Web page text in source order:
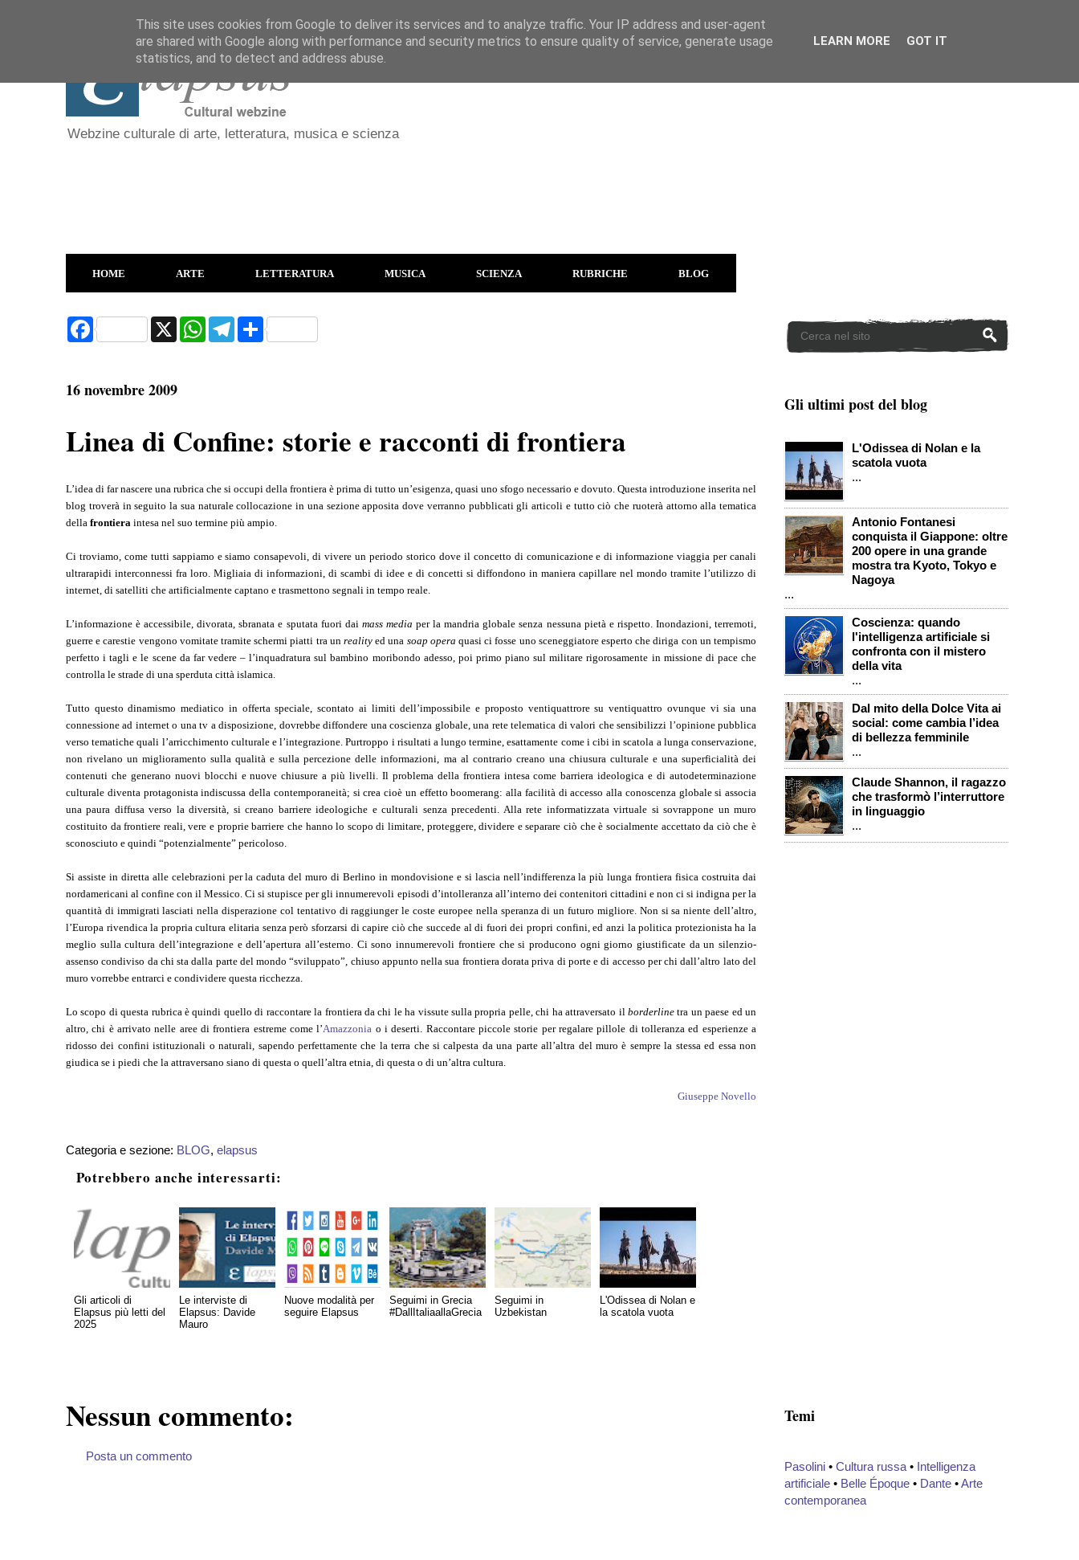
Webzine culturale di arte, letteratura, musica e scienza
HOME ARTE LETTERATURA MUSICA SCIENZA RUBRICHE BLOG
F
a
o
o
X
W
T
S
h
16 novembre 2009
Linea di Confine: storie e racconti di frontiera
L’idea di far nascere una rubrica che si occupi della frontiera è prima di tutto un’esigenza, quasi uno sfogo necessario e dovuto. Questa introduzione inserita nel
blog troverà in seguito la sua naturale collocazione in una sezione apposita dove verranno pubblicati gli articoli e tutto ciò che ruoterà attorno alla tematica
della frontiera intesa nel suo termine più ampio.
Ci troviamo, come tutti sappiamo e siamo consapevoli, di vivere un periodo storico dove il concetto di comunicazione e di informazione viaggia per canali
ultrarapidi interconnessi fra loro. Migliaia di informazioni, di scambi di idee e di concetti si diffondono in maniera capillare nel mondo tramite l’utilizzo di
internet, di satelliti che artificialmente captano e trasmettono segnali in tempo reale.
L’informazione è accessibile, divorata, sbranata e sputata fuori dai mass media per la mandria globale senza nessuna pietà e rispetto. Inondazioni, terremoti,
guerre e carestie vengono vomitate tramite schermi piatti tra un reality ed una soap opera quasi ci fosse uno sceneggiatore esperto che diriga con un tempismo
perfetto i tagli e le scene da far vedere – l’inquadratura sul bambino moribondo adesso, poi primo piano sul militare rigorosamente in missione di pace che
controlla le strade di una sperduta città islamica.
Tutto questo dinamismo mediatico in offerta speciale, scontato ai limiti dell’impossibile e proposto ventiquattrore su ventiquattro ovunque vi sia una
connessione ad internet o una tv a disposizione, dovrebbe diffondere una coscienza globale, una rete telematica di valori che sensibilizzi l’opinione pubblica
verso tematiche quali l’arricchimento culturale e l’integrazione. Purtroppo i risultati a lungo termine, esattamente come i cibi in scatola a lunga conservazione,
non rivelano un miglioramento sulla qualità e sulla percezione delle informazioni, ma al contrario creano una chiusura culturale e una superficialità dei
contenuti che generano nuovi blocchi e nuove chiusure a più livelli. Il problema della frontiera intesa come barriera ideologica e di autodeterminazione
culturale diventa protagonista indiscussa della contemporaneità; si crea cioè un effetto boomerang: alla facilità di accesso alla conoscenza globale si associa
una paura diffusa verso la diversità, si creano barriere ideologiche e culturali senza precedenti. Alla rete informatizzata virtuale si sovrappone un muro
costituito da frontiere reali, vere e proprie barriere che hanno lo scopo di limitare, proteggere, dividere e separare ciò che è socialmente accettato da ciò che è
sconosciuto e quindi “potenzialmente” pericoloso.
Si assiste in diretta alle celebrazioni per la caduta del muro di Berlino in mondovisione e si lascia nell’indifferenza la più lunga frontiera fisica costruita dai
nordamericani al confine con il Messico. Ci si stupisce per gli innumerevoli episodi d’intolleranza all’interno dei contenitori cittadini e non ci si indigna per la
quantità di immigrati lasciati nella disperazione col tentativo di raggiunger le coste europee nella speranza di un futuro migliore. Non si sa niente dell’altro,
l’Europa rivendica la propria cultura elitaria senza però sforzarsi di capire ciò che succede al di fuori dei propri confini, ed anzi la politica protezionista ha la
meglio sulla cultura dell’integrazione e dell’apertura all’esterno. Ci sono innumerevoli frontiere che si producono ogni giorno giustificate da un silenzio-
assenso condiviso da chi sta dalla parte del mondo “sviluppato”, chiuso appunto nella sua frontiera dorata priva di porte e di accesso per chi dall’altro lato del
muro vorrebbe entrarci e condividere questa ricchezza.
Lo scopo di questa rubrica è quindi quello di raccontare la frontiera da chi le ha vissute sulla propria pelle, chi ha attraversato il borderlinetra un paese ed un
altro, chi è arrivato nelle aree di frontiera estreme come l’Amazzonia o i deserti. Raccontare piccole storie per regalare pillole di tolleranza ed esperienze a
ridosso dei confini istituzionali o naturali, sapendo perfettamente che la terra che si calpesta da una parte all’altra del muro è sempre la stessa ed essa non
giudica se i piedi che la attraversano siano di questa o quell’altra etnia, di questa o di un’altra cultura.
Giuseppe Novello
Categoria e sezione: BLOG, elapsus
Potrebbero anche interessarti:
Gli articoli di
Elapsus più letti del
2025
Le interviste di
Elapsus: Davide
Mauro
Nuove modalità per
seguire Elapsus
Seguimi in Grecia
#DallItaliaallaGrecia
Seguimi in
Uzbekistan
L'Odissea di Nolan e
la scatola vuota
Nessun commento:
Posta un commento
Gli ultimi post del blog
L'Odissea di Nolan e la
scatola vuota
...
Antonio Fontanesi
conquista il Giappone: oltre
200 opere in una grande
mostra tra Kyoto, Tokyo e
Nagoya
...
Coscienza: quando
l'intelligenza artificiale si
confronta con il mistero
della vita
...
Dal mito della Dolce Vita ai
social: come cambia l’idea
di bellezza femminile
...
Claude Shannon, il ragazzo
che trasformò l’interruttore
in linguaggio
...
Temi
Pasolini • Cultura russa • Intelligenza
artificiale • Belle Époque • Dante •Arte
contemporanea
This site uses cookies from Google to deliver its services and to analyze traffic. Your IP address and user-agent
are shared with Google along with performance and security metrics to ensure quality of service, generate usage
statistics, and to detect and address abuse.
LEARN MORE GOT IT